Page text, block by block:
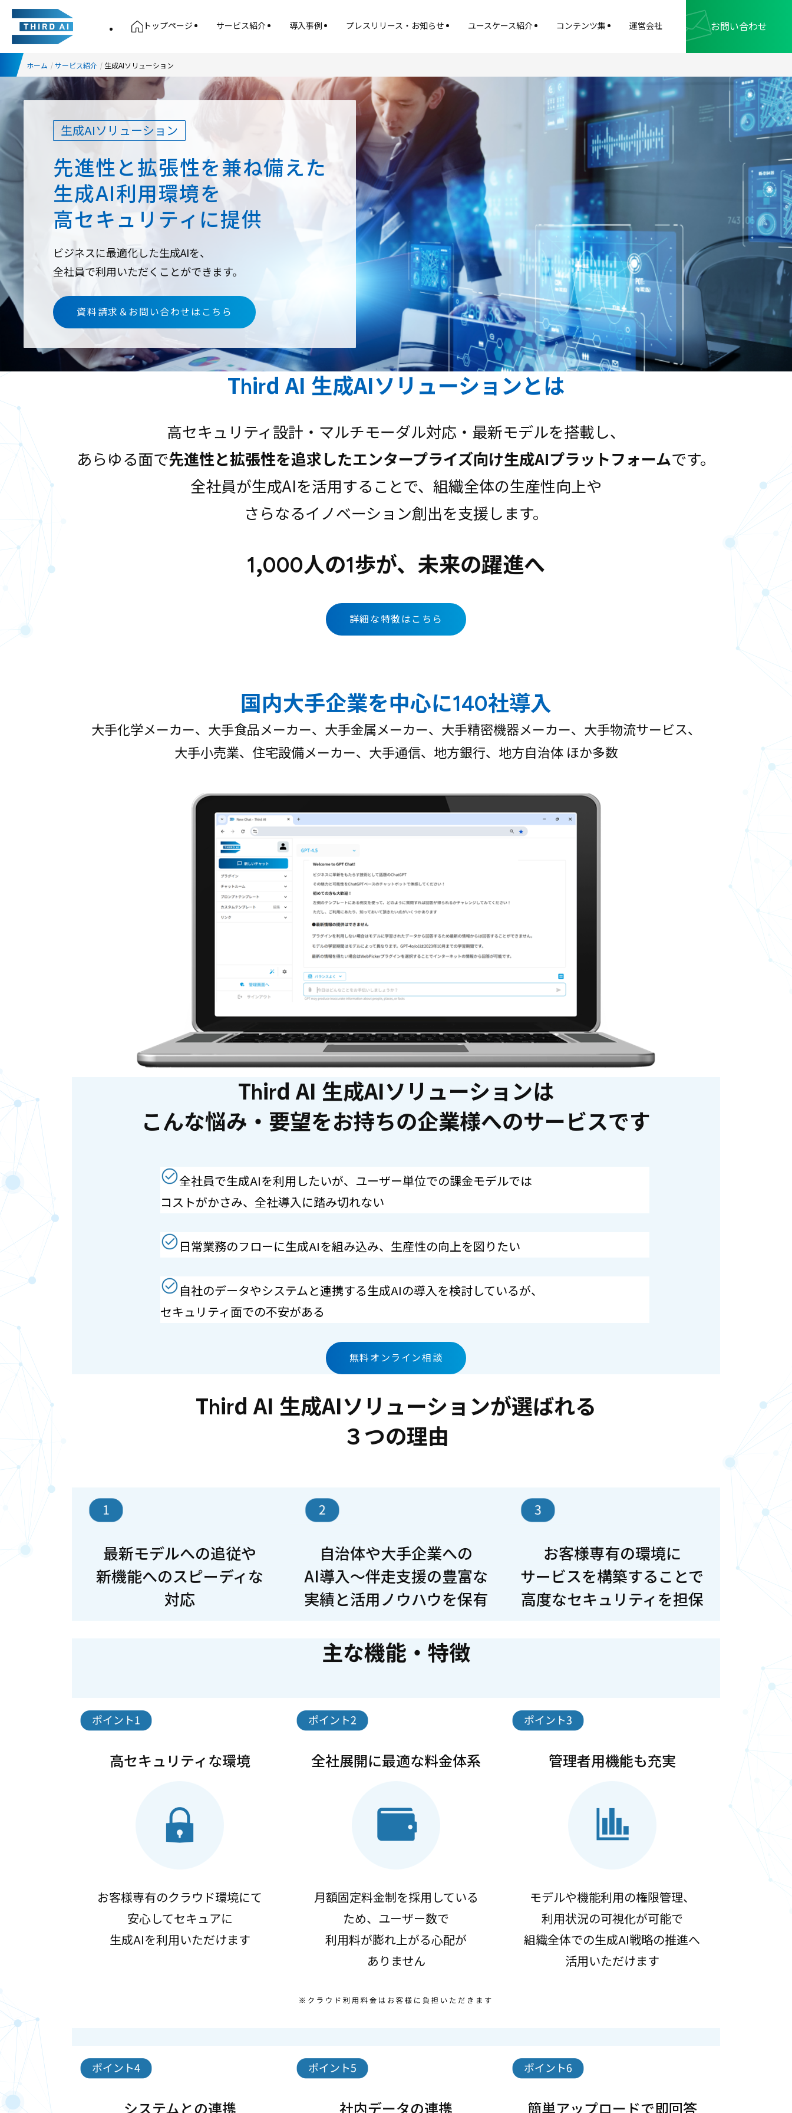
トップページ サービス紹介 導入事例 プレスリリース・お知らせ ユースケース紹介 コンテンツ集 運営会社 お問い合わせ
ホーム サービス紹介 生成AIソリューション
生成AIソリューション
先進性と拡張性を兼ね備えた
生成AI利用環境を
高セキュリティに提供
ビジネスに最適化した生成AIを、
全社員で利用いただくことができます。
資料請求＆お問い合わせはこちら
Third AI 生成AIソリューションとは
高セキュリティ設計・マルチモーダル対応・最新モデルを搭載し、
あらゆる面で先進性と拡張性を追求したエンタープライズ向け生成AIプラットフォームです。
全社員が生成AIを活用することで、組織全体の生産性向上や
さらなるイノベーション創出を支援します。
1,000人の1歩が、未来の躍進へ
詳細な特徴はこちら
国内大手企業を中心に140社導入
大手化学メーカー、大手食品メーカー、大手金属メーカー、大手精密機器メーカー、大手物流サービス、
大手小売業、住宅設備メーカー、大手通信、地方銀行、地方自治体 ほか多数
Third AI 生成AIソリューションは
こんな悩み・要望をお持ちの企業様へのサービスです
全社員で生成AIを利用したいが、ユーザー単位での課金モデルでは
コストがかさみ、全社導入に踏み切れない
日常業務のフローに生成AIを組み込み、生産性の向上を図りたい
自社のデータやシステムと連携する生成AIの導入を検討しているが、
セキュリティ面での不安がある
無料オンライン相談
Third AI 生成AIソリューションが選ばれる
３つの理由
最新モデルへの追従や
新機能へのスピーディな
対応
自治体や大手企業への
AI導入～伴走支援の豊富な
実績と活用ノウハウを保有
お客様専有の環境に
サービスを構築することで
高度なセキュリティを担保
主な機能・特徴
高セキュリティな環境
お客様専有のクラウド環境にて
安心してセキュアに
生成AIを利用いただけます
全社展開に最適な料金体系
月額固定料金制を採用している
ため、ユーザー数で
利用料が膨れ上がる心配が
ありません
管理者用機能も充実
モデルや機能利用の権限管理、
利用状況の可視化が可能で
組織全体での生成AI戦略の推進へ
活用いただけます
システムとの連携 社内データの連携 簡単アップロードで即回答